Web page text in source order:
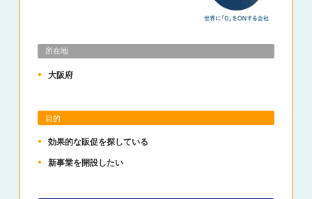
所在地
大阪府
目的
効果的な販促を探している
新事業を開設したい